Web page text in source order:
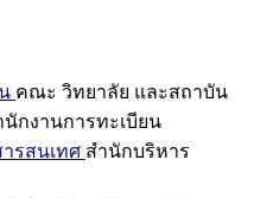
คณะ วิทยาลัย และสถาบัน
นักงานการทะเบียน
รสนเทศ สำนักบริหาร